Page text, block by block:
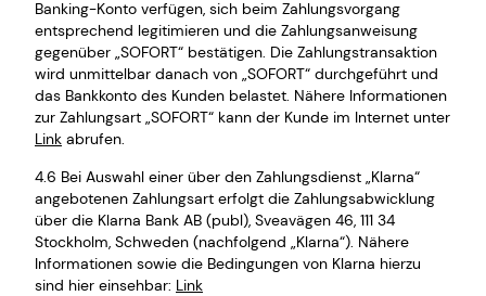
Banking-Konto verfügen, sich beim Zahlungsvorgang
entsprechend legitimieren und die Zahlungsanweisung
gegenüber „SOFORT“ bestätigen. Die Zahlungstransaktion
wird unmittelbar danach von „SOFORT“ durchgeführt und
das Bankkonto des Kunden belastet. Nähere Informationen
zur Zahlungsart „SOFORT“ kann der Kunde im Internet unter
Link abrufen.
4.6 Bei Auswahl einer über den Zahlungsdienst „Klarna“
angebotenen Zahlungsart erfolgt die Zahlungsabwicklung
über die Klarna Bank AB (publ), Sveavägen 46, 111 34
Stockholm, Schweden (nachfolgend „Klarna“). Nähere
Informationen sowie die Bedingungen von Klarna hierzu
sind hier einsehbar: Link